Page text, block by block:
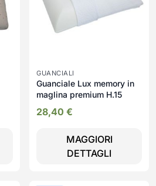
GUANCIALI
Guanciale Lux memory in
maglina premium H.15
28,40 €
MAGGIORI
DETTAGLI